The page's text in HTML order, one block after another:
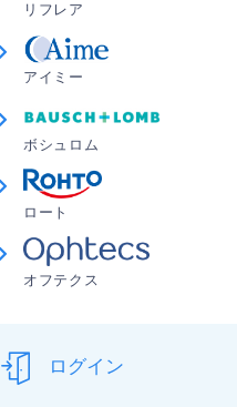
リフレア
アイミー
ボシュロム
ロート
オフテクス
ログイン